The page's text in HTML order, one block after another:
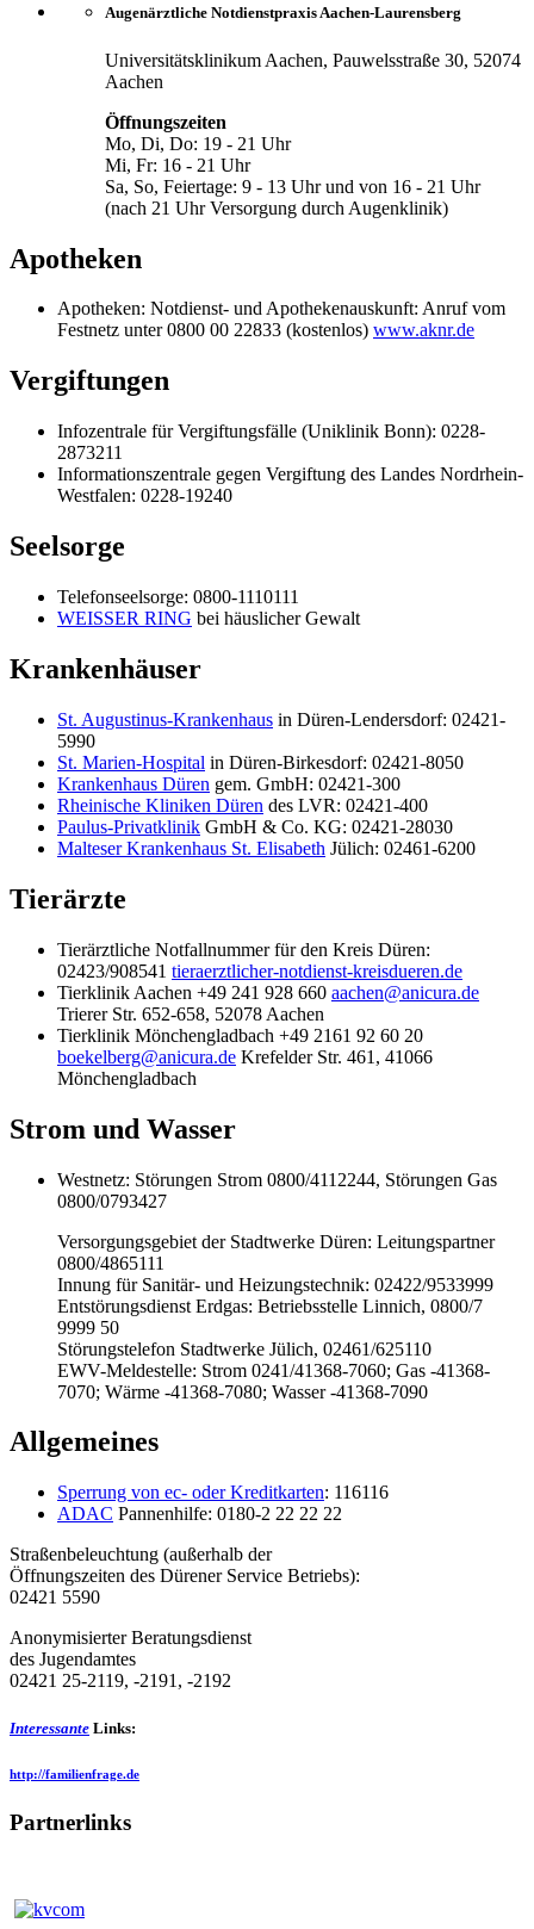
Augenärztliche Notdienstpraxis Aachen-Laurensberg
Universitätsklinikum Aachen, Pauwelsstraße 30, 52074
Aachen
Öffnungszeiten
Mo, Di, Do: 19 - 21 Uhr
Mi, Fr: 16 - 21 Uhr
Sa, So, Feiertage: 9 - 13 Uhr und von 16 - 21 Uhr
(nach 21 Uhr Versorgung durch Augenklinik)
Apotheken
Apotheken: Notdienst- und Apothekenauskunft: Anruf vom
Festnetz unter 0800 00 22833 (kostenlos) www.aknr.de
Vergiftungen
Infozentrale für Vergiftungsfälle (Uniklinik Bonn): 0228-
2873211
Informationszentrale gegen Vergiftung des Landes Nordrhein-
Westfalen: 0228-19240
Seelsorge
Telefonseelsorge: 0800-1110111
WEISSER RING bei häuslicher Gewalt
Krankenhäuser
St. Augustinus-Krankenhaus in Düren-Lendersdorf: 02421-
5990
St. Marien-Hospital in Düren-Birkesdorf: 02421-8050
Krankenhaus Düren gem. GmbH: 02421-300
Rheinische Kliniken Düren des LVR: 02421-400
Paulus-Privatklinik GmbH & Co. KG: 02421-28030
Malteser Krankenhaus St. Elisabeth Jülich: 02461-6200
Tierärzte
Tierärztliche Notfallnummer für den Kreis Düren:
02423/908541 tieraerztlicher-notdienst-kreisdueren.de
Tierklinik Aachen +49 241 928 660 aachen@anicura.de
Trierer Str. 652-658, 52078 Aachen
Tierklinik Mönchengladbach +49 2161 92 60 20
boekelberg@anicura.de Krefelder Str. 461, 41066
Mönchengladbach
Strom und Wasser
Westnetz: Störungen Strom 0800/4112244, Störungen Gas
0800/0793427
Versorgungsgebiet der Stadtwerke Düren: Leitungspartner
0800/4865111
Innung für Sanitär- und Heizungstechnik: 02422/9533999
Entstörungsdienst Erdgas: Betriebsstelle Linnich, 0800/7
9999 50
Störungstelefon Stadtwerke Jülich, 02461/625110
EWV-Meldestelle: Strom 0241/41368-7060; Gas -41368-
7070; Wärme -41368-7080; Wasser -41368-7090
Allgemeines
Sperrung von ec- oder Kreditkarten: 116116
ADAC Pannenhilfe: 0180-2 22 22 22
Straßenbeleuchtung (außerhalb der
Öffnungszeiten des Dürener Service Betriebs):
02421 5590
Anonymisierter Beratungsdienst
des Jugendamtes
02421 25-2119, -2191, -2192
Interessante Links:
http://familienfrage.de
Partnerlinks